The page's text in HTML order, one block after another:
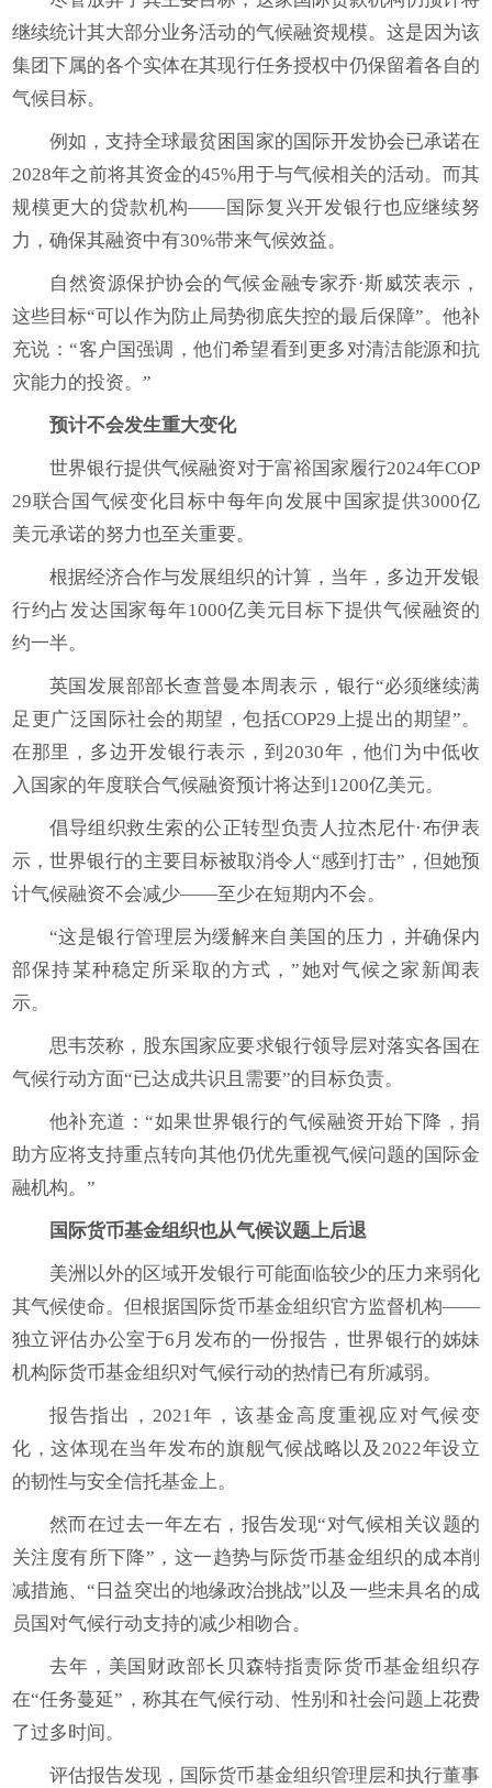
继续统计其大部分业务活动的气候融资规模。这是因为该
集团下属的各个实体在其现行任务授权中仍保留着各自的
气候目标。
例如，支持全球最贫困国家的国际开发协会已承诺在
2028年之前将其资金的45%用于与气候相关的活动。而其
规模更大的贷款机构——国际复兴开发银行也应继续努
力，确保其融资中有30%带来气候效益。
自然资源保护协会的气候金融专家乔·斯威茨表示，
这些目标“可以作为防止局势彻底失控的最后保障”。他补
充说：“客户国强调，他们希望看到更多对清洁能源和抗
灾能力的投资。”
预计不会发生重大变化
世界银行提供气候融资对于富裕国家履行2024年COP
29联合国气候变化目标中每年向发展中国家提供3000亿
美元承诺的努力也至关重要。
根据经济合作与发展组织的计算，当年，多边开发银
行约占发达国家每年1000亿美元目标下提供气候融资的
约一半。
英国发展部部长查普曼本周表示，银行“必须继续满
足更广泛国际社会的期望，包括COP29上提出的期望”。
在那里，多边开发银行表示，到2030年，他们为中低收
入国家的年度联合气候融资预计将达到1200亿美元。
倡导组织救生索的公正转型负责人拉杰尼什·布伊表
示，世界银行的主要目标被取消令人“感到打击”，但她预
计气候融资不会减少——至少在短期内不会。
“这是银行管理层为缓解来自美国的压力，并确保内
部保持某种稳定所采取的方式，”她对气候之家新闻表
示。
思韦茨称，股东国家应要求银行领导层对落实各国在
气候行动方面“已达成共识且需要”的目标负责。
他补充道：“如果世界银行的气候融资开始下降，捐
助方应将支持重点转向其他仍优先重视气候问题的国际金
融机构。”
国际货币基金组织也从气候议题上后退
美洲以外的区域开发银行可能面临较少的压力来弱化
其气候使命。但根据国际货币基金组织官方监督机构——
独立评估办公室于6月发布的一份报告，世界银行的姊妹
机构际货币基金组织对气候行动的热情已有所减弱。
报告指出，2021年，该基金高度重视应对气候变
化，这体现在当年发布的旗舰气候战略以及2022年设立
的韧性与安全信托基金上。
然而在过去一年左右，报告发现“对气候相关议题的
关注度有所下降”，这一趋势与际货币基金组织的成本削
减措施、“日益突出的地缘政治挑战”以及一些未具名的成
员国对气候行动支持的减少相吻合。
去年，美国财政部长贝森特指责际货币基金组织存
在“任务蔓延”，称其在气候行动、性别和社会问题上花费
了过多时间。
评估报告发现，国际货币基金组织管理层和执行董事